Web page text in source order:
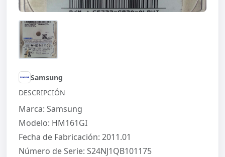
Samsung
DESCRIPCIÓN
Marca: Samsung
Modelo: HM161GI
Fecha de Fabricación: 2011.01
Número de Serie: S24NJ1QB101175